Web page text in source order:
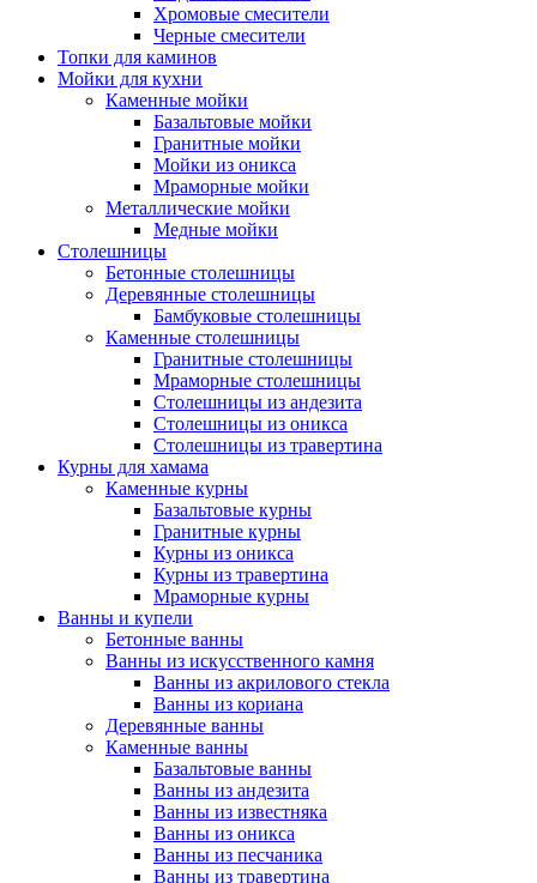
Хромовые смесители
Черные смесители
Топки для каминов
Мойки для кухни
Каменные мойки
Базальтовые мойки
Гранитные мойки
Мойки из оникса
Мраморные мойки
Металлические мойки
Медные мойки
Столешницы
Бетонные столешницы
Деревянные столешницы
Бамбуковые столешницы
Каменные столешницы
Гранитные столешницы
Мраморные столешницы
Столешницы из андезита
Столешницы из оникса
Столешницы из травертина
Курны для хамама
Каменные курны
Базальтовые курны
Гранитные курны
Курны из оникса
Курны из травертина
Мраморные курны
Ванны и купели
Бетонные ванны
Ванны из искусственного камня
Ванны из акрилового стекла
Ванны из кориана
Деревянные ванны
Каменные ванны
Базальтовые ванны
Ванны из андезита
Ванны из известняка
Ванны из оникса
Ванны из песчаника
Ванны из травертина